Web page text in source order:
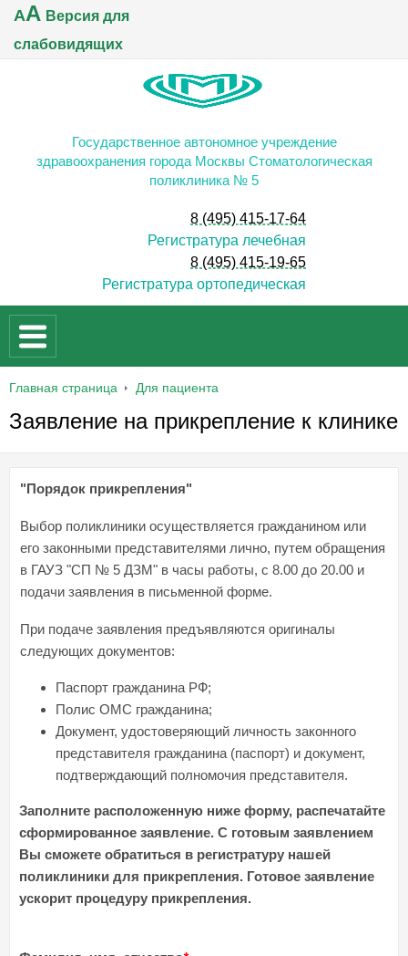
AA Версия для
слабовидящих
Государственное автономное учреждение
здравоохранения города Москвы Стоматологическая
поликлиника № 5
8 (495) 415-17-64
Регистратура лечебная
8 (495) 415-19-65
Регистратура ортопедическая
Главная страница Для пациента
Заявление на прикрепление к клинике
"Порядок прикрепления"
Выбор поликлиники осуществляется гражданином или
его законными представителями лично, путем обращения
в ГАУЗ "СП № 5 ДЗМ" в часы работы, с 8.00 до 20.00 и
подачи заявления в письменной форме.
При подаче заявления предъявляются оригиналы
следующих документов:
Паспорт гражданина РФ;
Полис ОМС гражданина;
Документ, удостоверяющий личность законного
представителя гражданина (паспорт) и документ,
подтверждающий полномочия представителя.
Заполните расположенную ниже форму, распечатайте
сформированное заявление. С готовым заявлением
Вы сможете обратиться в регистратуру нашей
поликлиники для прикрепления. Готовое заявление
ускорит процедуру прикрепления.